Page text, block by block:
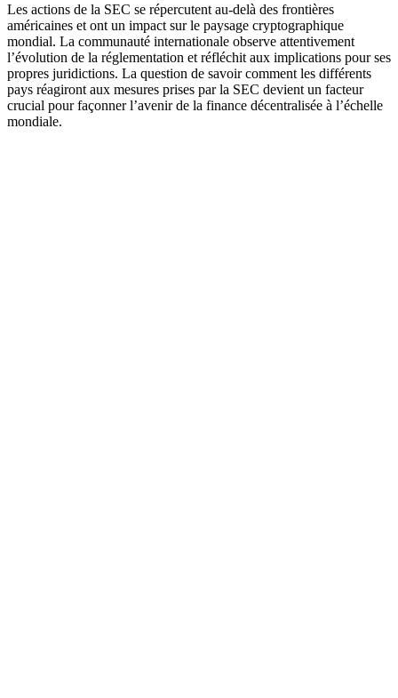
Les actions de la SEC se répercutent au-delà des frontières
américaines et ont un impact sur le paysage cryptographique
mondial. La communauté internationale observe attentivement
l’évolution de la réglementation et réfléchit aux implications pour ses
propres juridictions. La question de savoir comment les différents
pays réagiront aux mesures prises par la SEC devient un facteur
crucial pour façonner l’avenir de la finance décentralisée à l’échelle
mondiale.